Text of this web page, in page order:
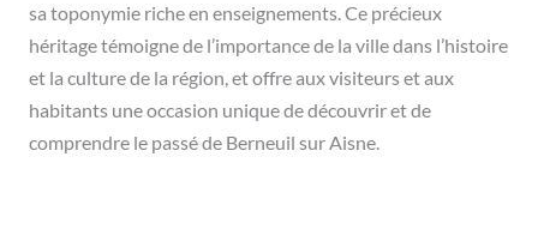
sa toponymie riche en enseignements. Ce précieux
héritage témoigne de l’importance de la ville dans l’histoire
et la culture de la région, et offre aux visiteurs et aux
habitants une occasion unique de découvrir et de
comprendre le passé de Berneuil sur Aisne.